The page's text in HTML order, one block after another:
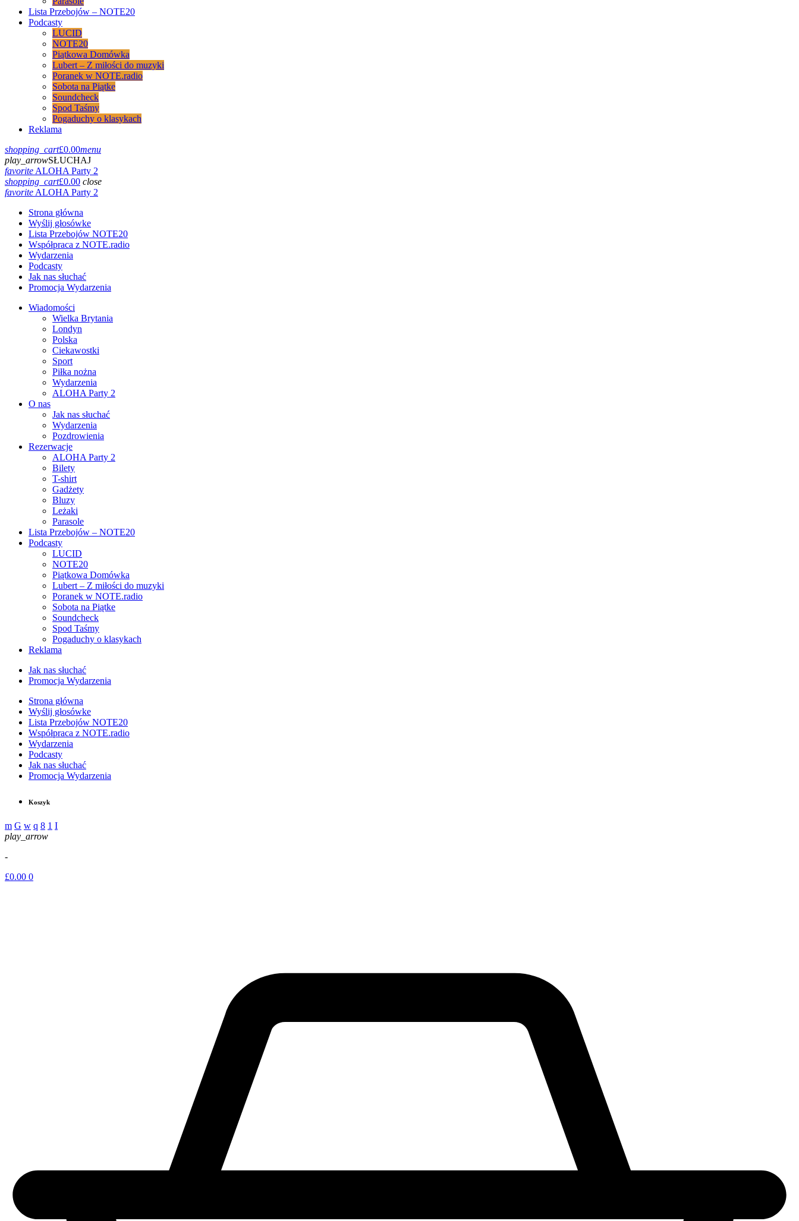
Lista Przebojów – NOTE20
Podcasty
LUCID
NOTE20
Piątkowa Domówka
Lubert – Z miłości do muzyki
Poranek w NOTE.radio
Sobota na Piątke
Soundcheck
Spod Taśmy
Pogaduchy o klasykach
Reklama
shopping_cart£0.00menu
play_arrowSŁUCHAJ
favoriteALOHA Party 2
shopping_cart£0.00 close
favoriteALOHA Party 2
Strona główna
Wyślij głosówke
Lista Przebojów NOTE20
Współpraca z NOTE.radio
Wydarzenia
Podcasty
Jak nas słuchać
Promocja Wydarzenia
Wiadomości
Wielka Brytania
Londyn
Polska
Ciekawostki
Sport
Piłka nożna
Wydarzenia
ALOHA Party 2
O nas
Jak nas słuchać
Wydarzenia
Pozdrowienia
Rezerwacje
ALOHA Party 2
Bilety
T-shirt
Gadżety
Bluzy
Leżaki
Parasole
Lista Przebojów – NOTE20
Podcasty
LUCID
NOTE20
Piątkowa Domówka
Lubert – Z miłości do muzyki
Poranek w NOTE.radio
Sobota na Piątke
Soundcheck
Spod Taśmy
Pogaduchy o klasykach
Reklama
Jak nas słuchać
Promocja Wydarzenia
Strona główna
Wyślij głosówke
Lista Przebojów NOTE20
Współpraca z NOTE.radio
Wydarzenia
Podcasty
Jak nas słuchać
Promocja Wydarzenia
Koszyk
play_arrow
-
£0.00 0